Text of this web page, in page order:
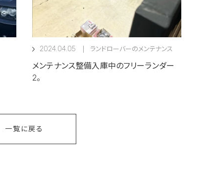
2024.04.05 ランドローバーのメンテナンス
メンテナンス整備入庫中のフリーランダー
2。
一覧に戻る